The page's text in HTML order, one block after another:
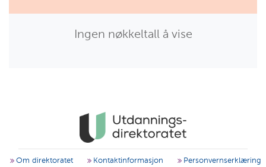
Ingen nøkkeltall å vise
Om direktoratet Kontaktinformasjon Personvernserklæring